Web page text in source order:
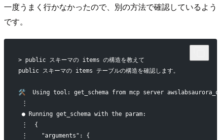
一度うまく行かなかったので、別の方法で確認しているよう
です。
> public スキーマの items の構造を教えて
public スキーマの items テーブルの構造を確認します。
🛠️  Using tool: get_schema from mcp server
⋮
● Running get_schema with the param:
⋮  {
⋮    "arguments": {